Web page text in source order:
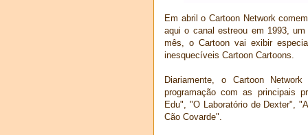
Em abril o Cartoon Network
aqui o canal estreou em 1993,
mês, o Cartoon vai exibir
inesquecíveis Cartoon Cartoons.
Diariamente, o Cartoon
programação com as principais
Edu", "O Laboratório de Dexter",
Cão Covarde".